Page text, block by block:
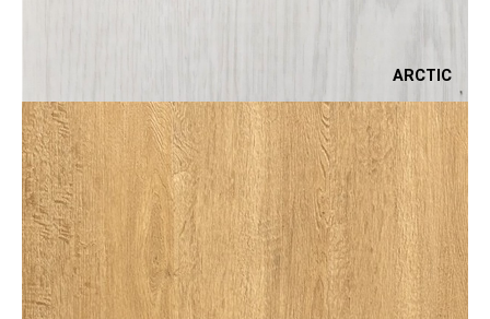
ARCTIC